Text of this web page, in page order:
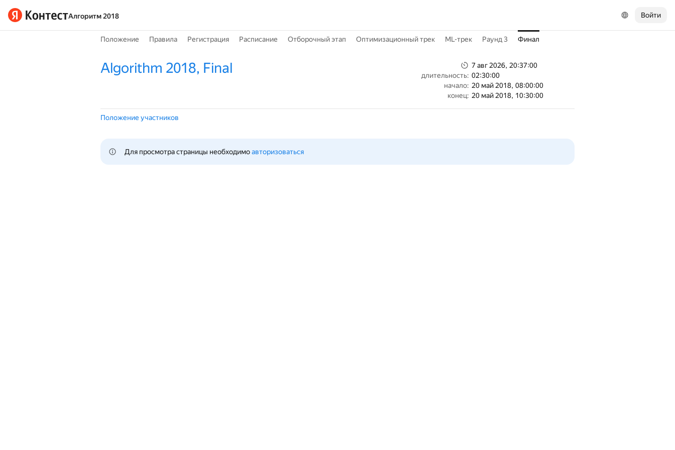
Алгоритм 2018 Войти
Положение Правила Регистрация Расписание Отборочный этап Оптимизационный трек ML-трек Раунд 3 Финал
Algorithm 2018, Final
7 авг 2026, 20:37:00
длительность: 02:30:00
начало: 20 май 2018, 08:00:00
конец: 20 май 2018, 10:30:00
Положение участников
Для просмотра страницы необходимо авторизоваться